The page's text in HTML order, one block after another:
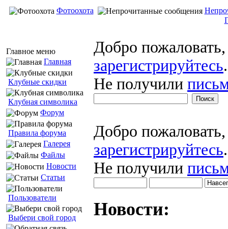
Фотоохота
Главное меню
Главная
Клубные скидки
Клубная символика
Форум
Правила форума
Галерея
Файлы
Новости
Статьи
Пользователи
Выбери свой город
Добро
зарегистрируйтесь.
Не получили
Добро
зарегистрируйтесь.
Не получили
Новости: